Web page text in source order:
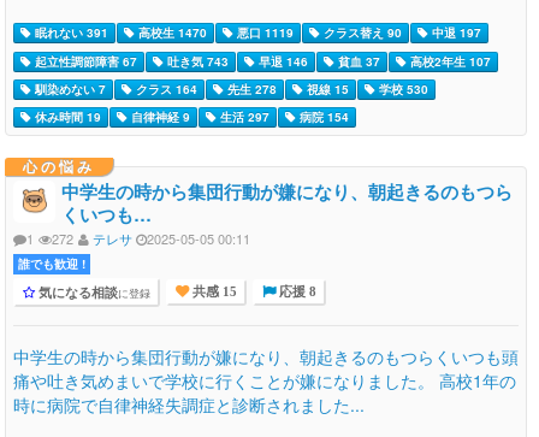
眠れない 391 高校生 1470 悪口 1119 クラス替え 90
中退 197
起立性調節障害 67
吐き気 743 早退 146 貧血 37
高校2年生 107
馴染めない 7
クラス 164 先生 278 視線 15
学校 530
休み時間 19
自律神経 9 生活 297 病院 154
心の悩み
中学生の時から集団行動が嫌になり、朝起きるのもつら
くいつも…
1 272 テレサ 2025-05-05 00:11
誰でも歓迎 !
気になる相談に登録 共感 15 応援 8
中学生の時から集団行動が嫌になり、朝起きるのもつらくいつも頭
痛や吐き気めまいで学校に行くことが嫌になりました。 高校1年の
時に病院で自律神経失調症と診断されました...